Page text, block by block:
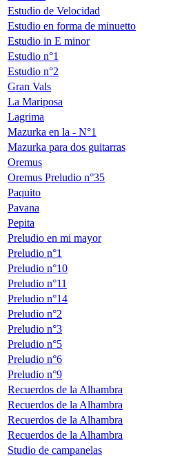
Estudio de Velocidad
Estudio en forma de minuetto
Estudio in E minor
Estudio n°1
Estudio n°2
Gran Vals
La Mariposa
Lagrima
Mazurka en la - N°1
Mazurka para dos guitarras
Oremus
Oremus Preludio n°35
Paquito
Pavana
Pepita
Preludio en mi mayor
Preludio n°1
Preludio n°10
Preludio n°11
Preludio n°14
Preludio n°2
Preludio n°3
Preludio n°5
Preludio n°6
Preludio n°9
Recuerdos de la Alhambra
Recuerdos de la Alhambra
Recuerdos de la Alhambra
Recuerdos de la Alhambra
Studio de campanelas